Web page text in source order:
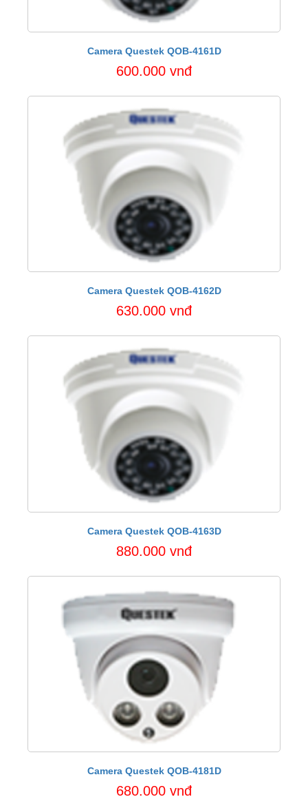
Camera Questek QOB-4161D
600.000 vnđ
Camera Questek QOB-4162D
630.000 vnđ
Camera Questek QOB-4163D
880.000 vnđ
Camera Questek QOB-4181D
680.000 vnđ